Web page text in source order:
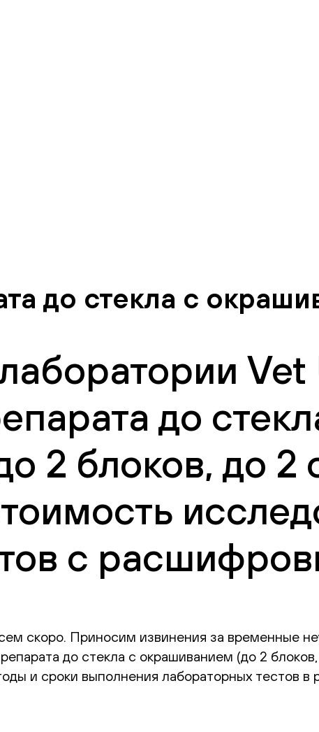
до стекла с
Vet
до
2 блоков, до 2
с
скоро. Приносим извинения за временные
до стекла с окрашиванием (до 2
и сроки выполнения лабораторных тестов в